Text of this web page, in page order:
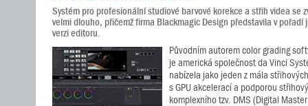
Systém pro profesionální studiové barvové korekce a střih videa se
velmi dlouho, přičemž firma Blackmagic Design představila v pořadí
verzi editoru.
Původním autorem color grading
je americká společnost da Vinci
nabízela jako jeden z mála
s GPU akcelerací a podporou
komplexního tzv. DMS (Digital